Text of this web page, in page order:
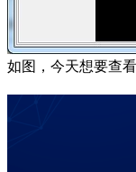
如图，今天想要查